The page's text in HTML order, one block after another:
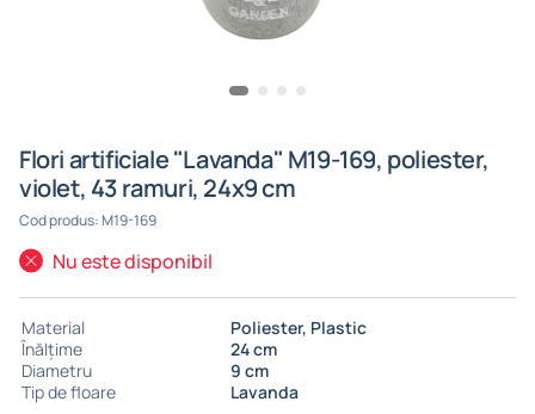
Flori artificiale "Lavanda" M19-169, poliester,
violet, 43 ramuri, 24x9 cm
Cod produs: M19-169
Nu este disponibil
Material
Poliester, Plastic
Înălțime
24 cm
Diametru
9 cm
Tip de floare
Lavanda